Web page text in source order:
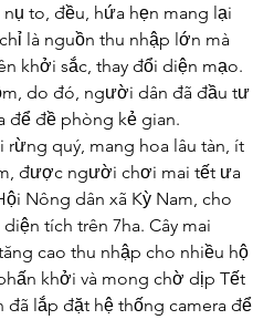
to, đều, hứa hẹn mang lại
là nguồn thu nhập lớn mà
khởi sắc, thay đổi diện mạo.
do đó, người dân đã đầu tư
để đề phòng kẻ gian.
quý, mang hoa lâu tàn, ít
được người chơi mai tết ưa
Nông dân xã Kỳ Nam, cho
tích trên 7ha. Cây mai
cao thu nhập cho nhiều hộ
khởi và mong chờ dịp Tết
đã lắp đặt hệ thống camera để